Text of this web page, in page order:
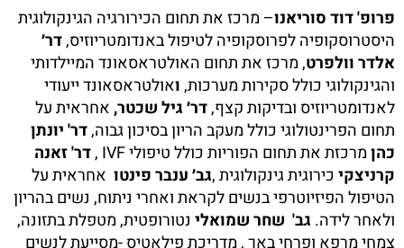
פרופ' דוד סוריאנו– מרכז את תחום הכירורגיה הגינקולוגית
היסטרוסקופיה לפרוסקופיה לטיפול באנדומטריוזיס,דר׳
אלדר וולפרט, מרכז את תחום האולטראסאונד המיילדותי
והגינקולוגי כולל סקירות מערכות,ואולטראסאונד ייעודי
לאנדומטריוזיס ובדיקות קצף,דר׳ גיל שכטר,אחראית על
תחום הפרינטולוגי כולל מעקב הריון בסיכון גבוה,דר' יונתן
כהןמרכזת את תחום הפוריות כולל טיפולי IVF ,
דר' זאנה
קרניצקיכירוגית גינקולוגית ,גב׳ ענבר פינטו אחראית על
הטיפול הפיזיוטרפי בנשים לקראת ואחרי ניתוח, נשים בהריון
ולאחר לידה. גב' שחר שמואלי נטורופטית, מטפלת בתזונה,
צמחי מרפא ופרחי באך , מדריכת פילאטיס -מסייעת לנשים